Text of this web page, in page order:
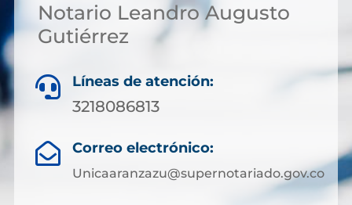
Notario Leandro Augusto
Gutiérrez
 Líneas de atención:
3218086813
 Correo electrónico:
Unicaaranzazu@supernotariado.gov.co